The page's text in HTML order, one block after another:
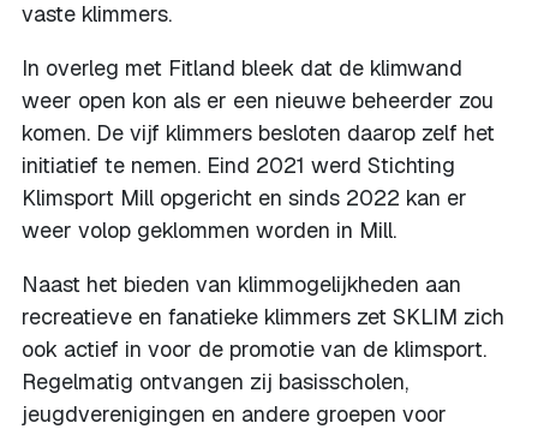
vaste klimmers.
In overleg met Fitland bleek dat de klimwand
weer open kon als er een nieuwe beheerder zou
komen. De vijf klimmers besloten daarop zelf het
initiatief te nemen. Eind 2021 werd Stichting
Klimsport Mill opgericht en sinds 2022 kan er
weer volop geklommen worden in Mill.
Naast het bieden van klimmogelijkheden aan
recreatieve en fanatieke klimmers zet SKLIM zich
ook actief in voor de promotie van de klimsport.
Regelmatig ontvangen zij basisscholen,
jeugdverenigingen en andere groepen voor